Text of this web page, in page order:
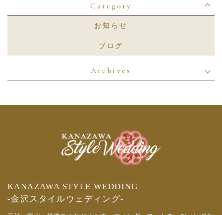
Category
お知らせ
ブログ
Archives
KANAZAWA STYLE WEDDING
-金沢スタイルウェディング-